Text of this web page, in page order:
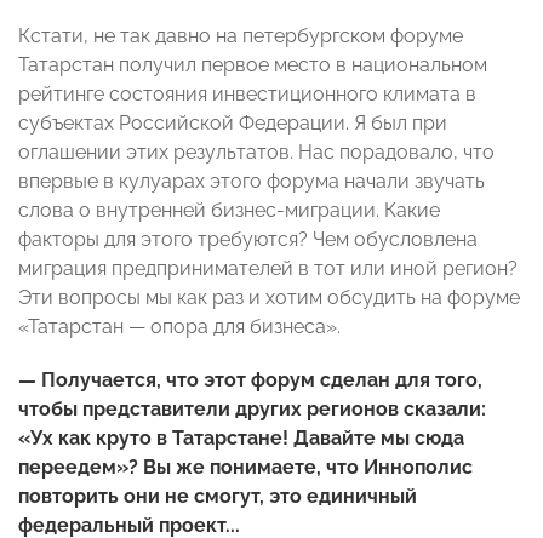
Кстати, не так давно на петербургском форуме
Татарстан получил первое место в национальном
рейтинге состояния инвестиционного климата в
субъектах Российской Федерации. Я был при
оглашении этих результатов. Нас порадовало, что
впервые в кулуарах этого форума начали звучать
слова о внутренней бизнес-миграции. Какие
факторы для этого требуются? Чем обусловлена
миграция предпринимателей в тот или иной регион?
Эти вопросы мы как раз и хотим обсудить на форуме
«Татарстан — опора для бизнеса».
— Получается, что этот форум сделан для того,
чтобы представители других регионов сказали:
«Ух как круто в Татарстане! Давайте мы сюда
переедем»? Вы же понимаете, что Иннополис
повторить они не смогут, это единичный
федеральный проект...